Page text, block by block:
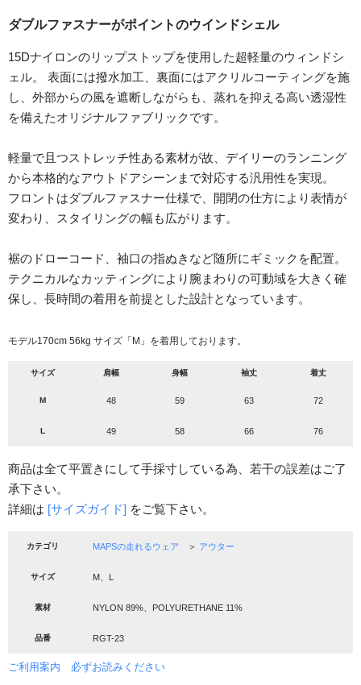
ダブルファスナーがポイントのウインドシェル
15Dナイロンのリップストップを使用した超軽量のウィンドシ
ェル。 表面には撥水加工、裏面にはアクリルコーティングを施
し、外部からの風を遮断しながらも、蒸れを抑える高い透湿性
を備えたオリジナルファブリックです。
軽量で且つストレッチ性ある素材が故、デイリーのランニング
から本格的なアウトドアシーンまで対応する汎用性を実現。
フロントはダブルファスナー仕様で、開閉の仕方により表情が
変わり、スタイリングの幅も広がります。
裾のドローコード、袖口の指ぬきなど随所にギミックを配置。
テクニカルなカッティングにより腕まわりの可動域を大きく確
保し、長時間の着用を前提とした設計となっています。
モデル170cm 56kg サイズ「M」を着用しております。
サイズ 肩幅 身幅 袖丈 着丈
M 48 59 63 72
L 49 58 66 76
商品は全て平置きにして手採寸している為、若干の誤差はご了
承下さい。
詳細は [サイズガイド] をご覧下さい。
カテゴリ MAPSの走れるウェア ＞ アウター
サイズ M、L
素材 NYLON 89%、POLYURETHANE 11%
品番 RGT-23
ご利用案内 必ずお読みください